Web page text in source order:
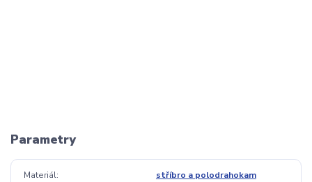
Parametry
Materiál stříbro a polodrahokam